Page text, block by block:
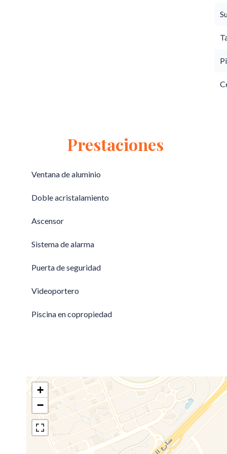
Prestaciones
Ventana de aluminio
Doble acristalamiento
Ascensor
Sistema de alarma
Puerta de seguridad
Videoportero
Piscina en copropiedad
+
−